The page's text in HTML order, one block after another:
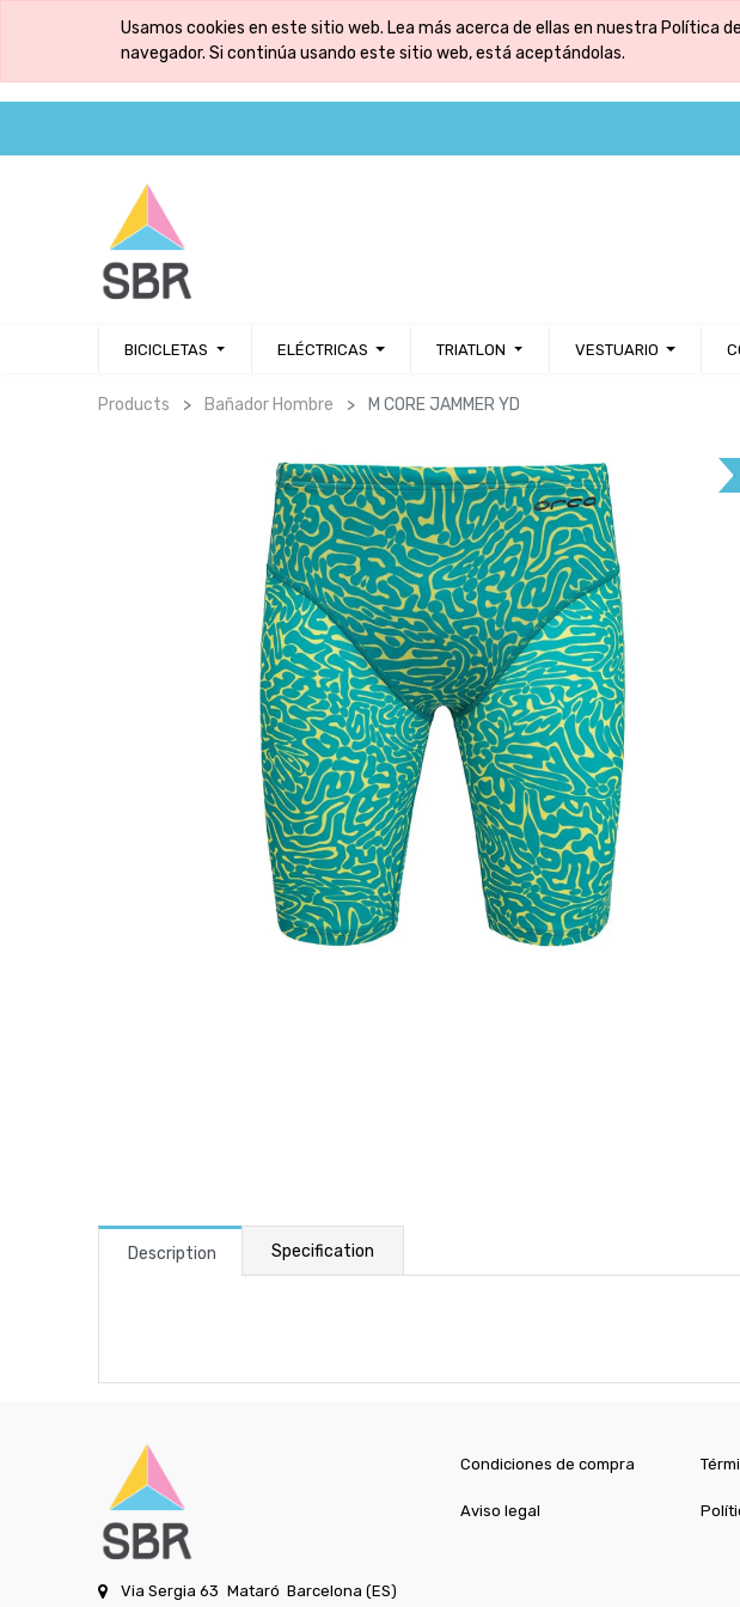
Usamos cookies en este sitio web. Lea más acerca de ellas en nuestra Política
navegador. Si continúa usando este sitio web, está aceptándolas.
BICICLETAS ELÉCTRICAS TRIATLON VESTUARIO
Products Bañador Hombre M CORE JAMMER YD
Description Specification
Via Sergia 63 Mataró Barcelona (ES)
Condiciones de compra
Aviso legal